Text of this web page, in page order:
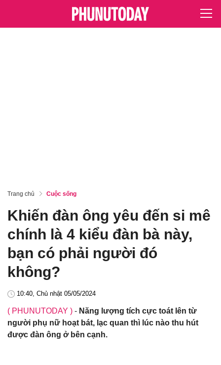
Trang chủ Cuộc sống
Khiến đàn ông yêu đến si mê
chính là 4 kiểu đàn bà này,
bạn có phải người đó
không?
10:40, Chủ nhật 05/05/2024
( PHUNUTODAY ) - Năng lượng tích cực toát lên từ
người phụ nữ hoạt bát, lạc quan thì lúc nào thu hút
được đàn ông ở bên cạnh.